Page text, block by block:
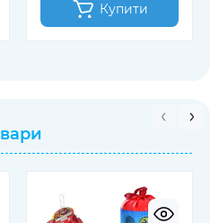
Купити